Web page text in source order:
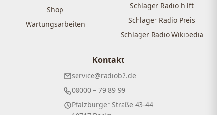
Shop
Wartungsarbeiten
Schlager Radio hilft
Schlager Radio Preis
Schlager Radio Wikipedia
Kontakt
service@radiob2.de
08000 – 79 89 99
Pfalzburger Straße 43-44